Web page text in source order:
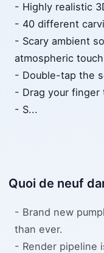
- Highly realistic
- 40 different
- Scary ambient
atmospheric
- Double-tap the
- Drag your
- S...
Quoi de neuf
- Brand new
than ever.
- Render pipeline